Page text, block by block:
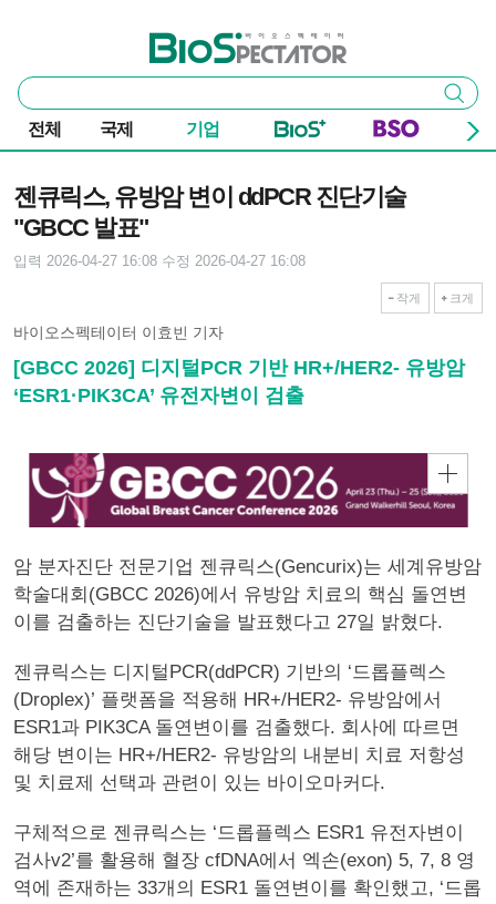
바이오스펙테이터
통
합
검
색
검색
전체 국제 기업
젠큐릭스, 유방암 변이 ddPCR 진단기술
"GBCC 발표"
입력 2026-04-27 16:08 수정 2026-04-27 16:08
작게 크게
바이오스펙테이터 이효빈 기자
[GBCC 2026] 디지털PCR 기반 HR+/HER2- 유방암
‘ESR1·PIK3CA’ 유전자변이 검출
암 분자진단 전문기업 젠큐릭스(Gencurix)는 세계유방암
학술대회(GBCC 2026)에서 유방암 치료의 핵심 돌연변
이를 검출하는 진단기술을 발표했다고 27일 밝혔다.
젠큐릭스는 디지털PCR(ddPCR) 기반의 ‘드롭플렉스
(Droplex)’ 플랫폼을 적용해 HR+/HER2- 유방암에서
ESR1과 PIK3CA 돌연변이를 검출했다. 회사에 따르면
해당 변이는 HR+/HER2- 유방암의 내분비 치료 저항성
및 치료제 선택과 관련이 있는 바이오마커다.
구체적으로 젠큐릭스는 ‘드롭플렉스 ESR1 유전자변이
검사v2’를 활용해 혈장 cfDNA에서 엑손(exon) 5, 7, 8 영
역에 존재하는 33개의 ESR1 돌연변이를 확인했고, ‘드롭